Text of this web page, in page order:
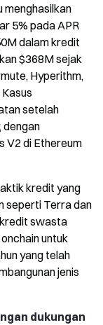
menghasilkan
5% pada APR
dalam kredit
$368M sejak
Hyperithm,
setelah
dengan
V2 di Ethereum
kredit yang
seperti Terra dan
swasta
untuk
yang telah
jenis
dukungan